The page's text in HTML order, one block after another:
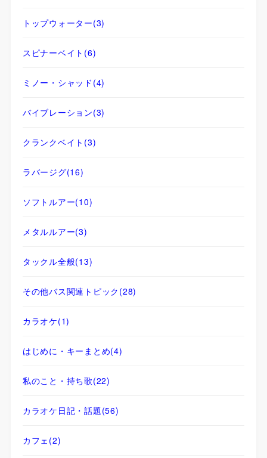
トップウォーター(3)
スピナーベイト (6)
ミノー・シャッド (4)
バイブレーション(3)
クランクベイト (3)
ラバージグ(16)
ソフトルアー(10)
メタルルアー(3)
タックル全般(13)
その他バス関連トピック (28)
カラオケ(1)
はじめに・キーまとめ(4)
私のこと・持ち歌(22)
カラオケ日記・話題(56)
カフェ (2)